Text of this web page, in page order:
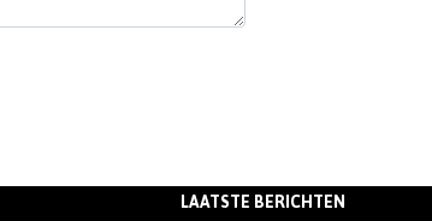
LAATSTE BERICHTEN